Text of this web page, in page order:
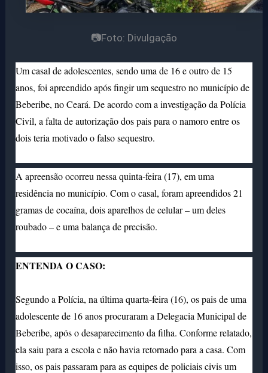
📷Foto: Divulgação
Um casal de adolescentes, sendo uma de 16 e outro de 15
anos, foi apreendido após fingir um sequestro no município de
Beberibe, no Ceará. De acordo com a investigação da Polícia
Civil, a falta de autorização dos pais para o namoro entre os
dois teria motivado o falso sequestro.
A apreensão ocorreu nessa quinta-feira (17), em uma
residência no município. Com o casal, foram apreendidos 21
gramas de cocaína, dois aparelhos de celular – um deles
roubado – e uma balança deprecisão.
ENTENDA O CASO:
Segundo a Polícia, na última quarta-feira (16), os pais de uma
adolescente de 16 anos procuraram a Delegacia Municipal de
Beberibe, após o desaparecimento da filha. Conforme relatado,
ela saiu para a escola e não havia retornado para a casa. Com
isso, os pais passaram para as equipes de policiais civis um